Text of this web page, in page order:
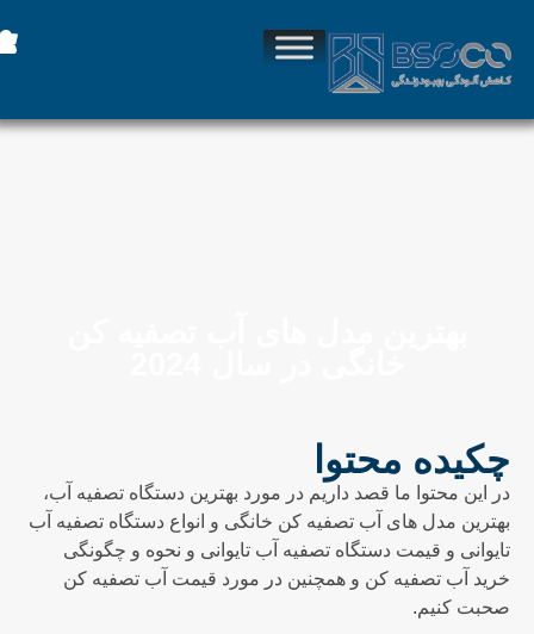
چکیده محتوا
در این محتوا ما قصد داریم در مورد بهترین دستگاه تصفیه آب،
بهترین مدل های آب تصفیه کن خانگی و انواع دستگاه تصفیه آب
تایوانی و قیمت دستگاه تصفیه آب تایوانی و نحوه و چگونگی
خرید آب تصفیه کن و همچنین در مورد قیمت آب تصفیه کن
صحبت کنیم.